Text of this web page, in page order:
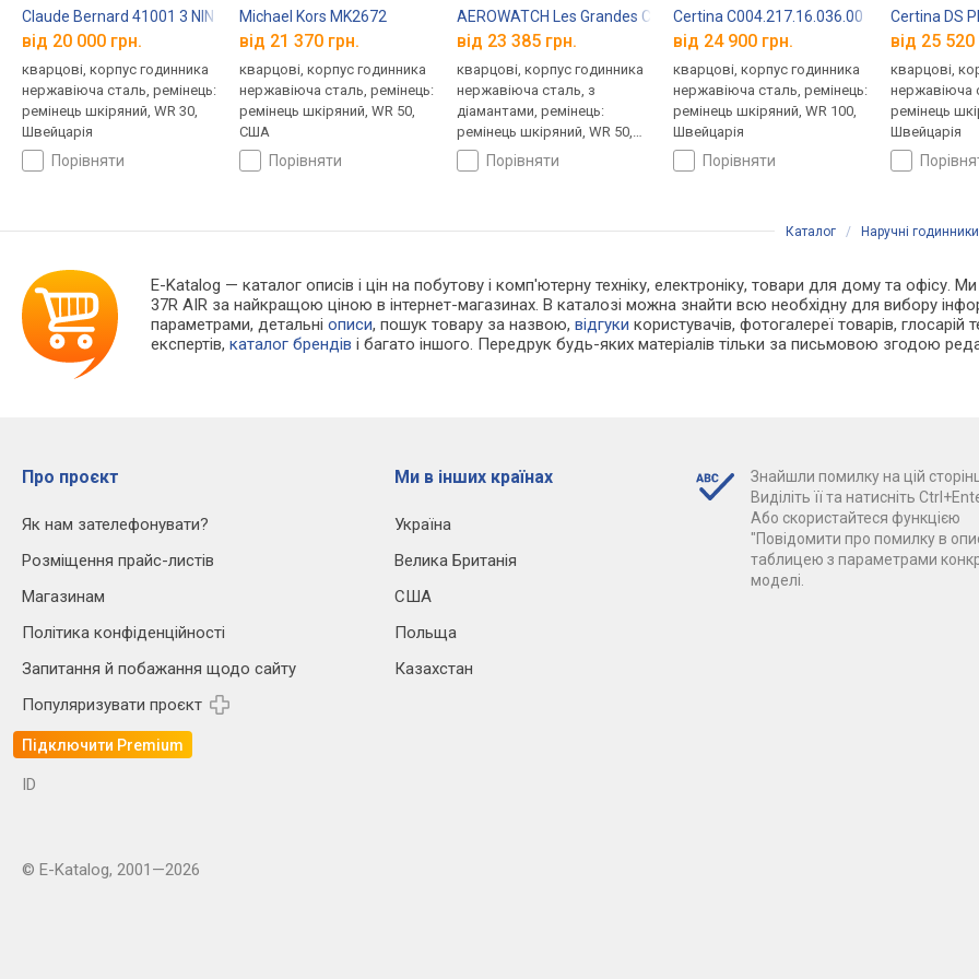
Claude Bernard 41001 3 NIN
від 20 000 грн.
кварцові, корпус годинника
нержавіюча сталь, ремінець:
ремінець шкіряний, WR 30,
Швейцарія
порівняти
Michael Kors MK2672
від 21 370 грн.
кварцові, корпус годинника
нержавіюча сталь, ремінець:
ремінець шкіряний, WR 50,
США
порівняти
AEROWATCH Les Grandes Classiques 42995RO04
від 23 385 грн.
кварцові, корпус годинника
нержавіюча сталь, з
діамантами, ремінець:
ремінець шкіряний, WR 50,
Швейцаріяпорівняти
Certina C004.217.16.036.00
від 24 900 грн.
кварцові, корпус годинника
нержавіюча сталь, ремінець:
ремінець шкіряний, WR 100,
Швейцарія
порівняти
Certina DS
від 25 520
кварцові,
нержавіюча
ремінець
Швейцарія
Каталог / Наручні годинники
E-Katalog — каталог описів і цін на побутову і комп'ютерну техніку, електроніку, товари для дому та офісу.
37R AIR за найкращою ціною в інтернет-магазинах. В каталозі можна знайти всю необхідну для вибору
параметрами, детальніописи, пошук товару за назвою,відгуки користувачів, фотогалереї товарів, глосарій
експертів,каталог брендів і багато іншого. Передрук будь-яких матеріалів тільки за письмовою згодою
Про проєкт
Як нам зателефонувати?
Розміщення прайс-листів
Магазинам
Політика конфіденційності
Запитання й побажання щодо сайту
Популяризувати проєкт
Підключити Premium
Ми в інших країнах
Україна
Велика Британія
США
Польща
Казахстан
Знайшли помилку на цій
Виділіть її та натисніть
Або скористайтеся функцією
"Повідомити про помилку в
таблицею з параметрами
моделі.
ID
© E-Katalog, 2001—2026